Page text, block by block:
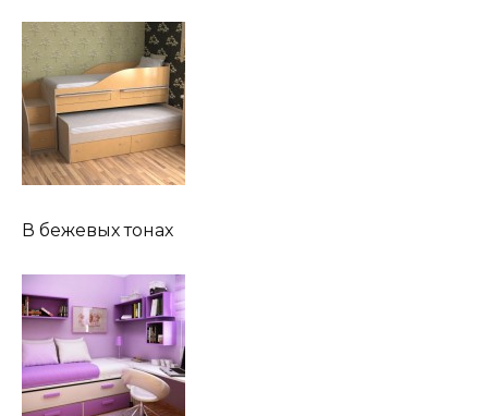
В бежевых тонах